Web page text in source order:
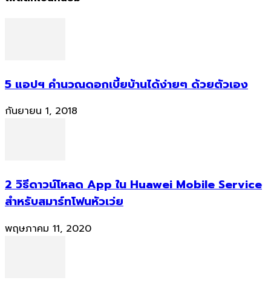
5 แอปฯ คำนวณดอกเบี้ยบ้านได้ง่ายๆ ด้วยตัวเอง
กันยายน 1, 2018
2 วิธีดาวน์โหลด App ใน Huawei Mobile Service
สำหรับสมาร์ทโฟนหัวเว่ย
พฤษภาคม 11, 2020